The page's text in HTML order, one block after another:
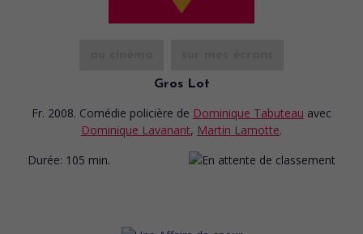
Gros Lot
Fr. 2008. Comédie policière de Dominique Tabuteau avec
Dominique Lavanant, Martin Lamotte.
Durée: 105 min.